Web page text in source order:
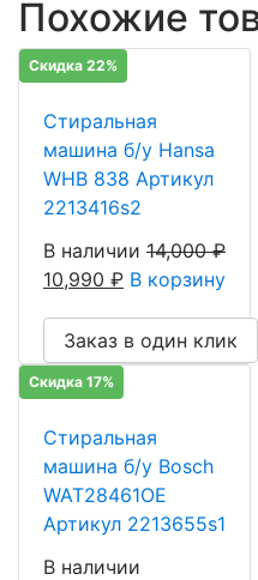
Похожие
Скидка 22%
Стиральная
машина б/у Hansa
WHB 838 Артикул
2213416s2
В наличии 14,000₽
10,990 ₽ В корзину
Заказ в один клик
Скидка 17%
Стиральная
машина б/у Bosch
WAT28461OE
Артикул 2213655s1
В наличии